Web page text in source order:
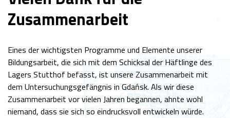
Zusammenarbeit
Eines der wichtigsten Programme und Elemente unserer
Bildungsarbeit, die sich mit dem Schicksal der Häftlinge des
Lagers Stutthof befasst, ist unsere Zusammenarbeit mit
dem Untersuchungsgefängnis in Gdańsk. Als wir diese
Zusammenarbeit vor vielen Jahren begannen, ahnte wohl
niemand, dass sie sich so eindrucksvoll entwickeln würde.